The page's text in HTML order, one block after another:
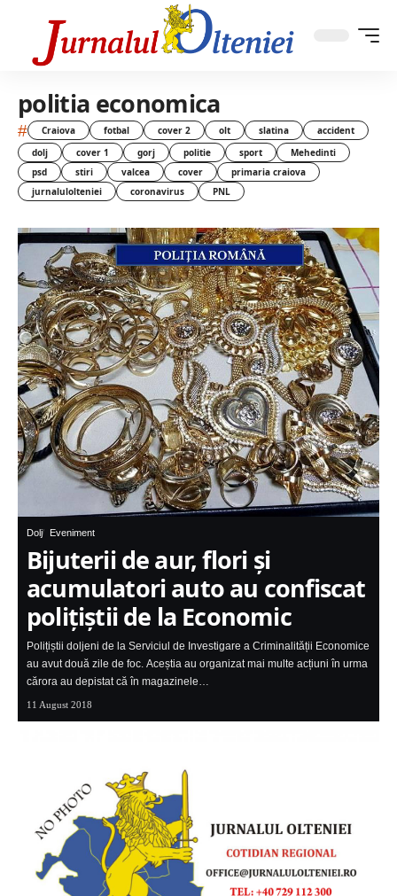
politia economica
# Craiova fotbal cover 2 olt slatina
accident
dolj
cover 1 gorj politie sport
Mehedinti
psd
stiri valcea cover
primaria craiova
jurnalulolteniei
coronavirus PNL
Dolj Eveniment
Bijuterii de aur, flori și
acumulatori auto au confiscat
polițiștii de la Economic
Polițiștii doljeni de la Serviciul de Investigare a Criminalității Economice
au avut două zile de foc. Aceștia au organizat mai multe acțiuni în urma
cărora au depistat că în magazinele…
11 August 2018